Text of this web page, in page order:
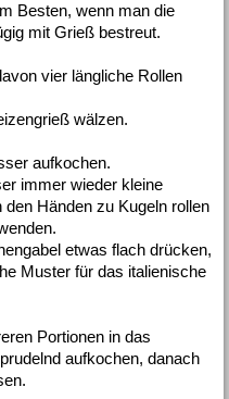
Besten, wenn man die
mit Grieß bestreut.
vier längliche Rollen
wälzen.
aufkochen.
immer wieder kleine
Händen zu Kugeln rollen
etwas flach drücken,
Muster für das italienische
Portionen in das
aufkochen, danach